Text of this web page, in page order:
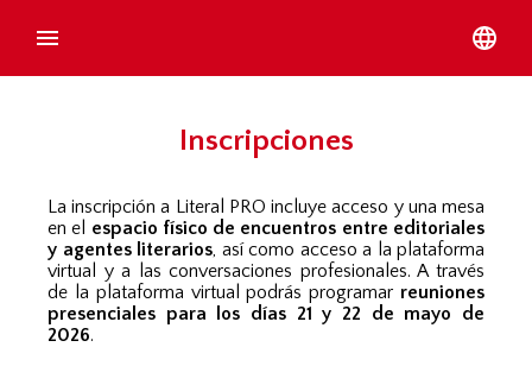
Inscripciones
La inscripción a Literal PRO incluye acceso y una mesa
en el espacio físico de encuentros entre editoriales
y agentes literarios, así como acceso a la plataforma
virtual y a las conversaciones profesionales. A través
de la plataforma virtual podrás programar reuniones
presenciales para los días 21 y 22 de mayo de
2026.